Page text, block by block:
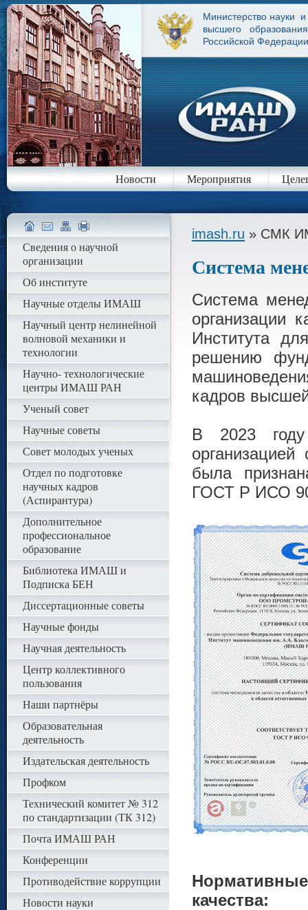
Министерство науки и
высшего образования
Российской Федерации
Новости Мероприятия
imash.ru » СМК
Система
Система
организации
Института
решению
кадров
В 2023 году
была
ГОСТ Р ИСО
качества:
Сведения о научной
организации
Об институте
Научные отделы ИМАШ
Научный центр нелинейной
волновой механики и
технологии
Научно- технологические
центры ИМАШ РАН
Ученый совет
Научные советы
Совет молодых ученых
Отдел по подготовке
научных кадров
(Аспирантура)
Дополнительное
профессиональное
образование
Библиотека ИМАШ и
Подписка БЕН
Диссертационные советы
Научные фонды
Научная деятельность
Центр коллективного
пользования
Наши партнёры
Образовательная
деятельность
Издательская деятельность
Профком
Технический комитет № 312
по стандартизации (ТК 312)
Почта ИМАШ РАН
Конференции
Противодействие коррупции
Новости науки